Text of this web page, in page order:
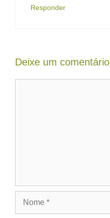
Responder
Deixe um comentário